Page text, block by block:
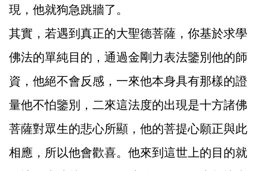
現，他就狗急跳牆了。
其實，若遇到真正的大聖德菩薩，你基於求學
佛法的單純目的，通過金剛力表法鑒別他的師
資，他絕不會反感，一來他本身具有那樣的證
量他不怕鑒別，二來這法度的出現是十方諸佛
菩薩對眾生的悲心所顯，他的菩提心願正與此
相應，所以他會歡喜。他來到這世上的目的就